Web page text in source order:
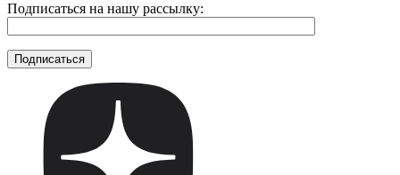
Подписаться на нашу рассылку: